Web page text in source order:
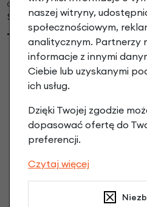
Czwartek, 27-08-2015 07:35
Super
Klienci zadali
Nikt wcześniej niemiał
naszej witryny,
społecznościowym,
analitycznym. Partnerzy
informacje z innymi
Ciebie lub uzyskanymi
ich usług.
Dzięki Twojej zgodzie
dopasować ofertę do
preferencji.
Czytaj więcej